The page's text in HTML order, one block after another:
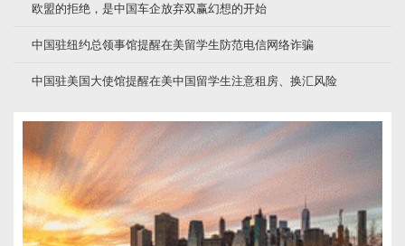
欧盟的拒绝，是中国车企放弃双赢幻想的开始
中国驻纽约总领事馆提醒在美留学生防范电信网络诈骗
中国驻美国大使馆提醒在美中国留学生注意租房、换汇风险